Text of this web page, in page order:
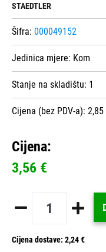
STAEDTLER
Šifra: 000049152
Jedinica mjere: Kom
Stanje na skladištu: 1
Cijena (bez PDV-a): 2,85
Cijena:
3,56 €
Cijena dostave: 2,24 €